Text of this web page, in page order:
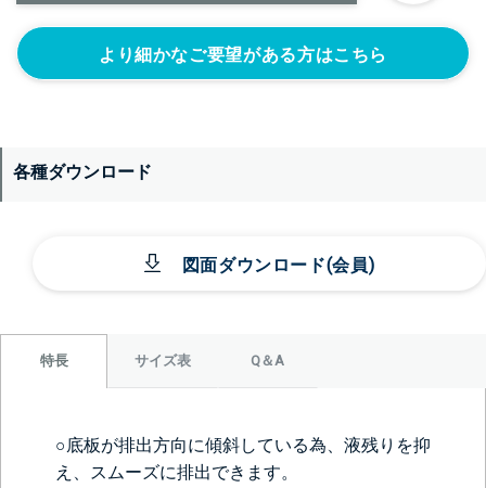
より細かなご要望がある方はこちら
各種ダウンロード
図面ダウンロード(会員)
特長 サイズ表 Q＆A
○底板が排出方向に傾斜している為、液残りを抑
え、スムーズに排出できます。